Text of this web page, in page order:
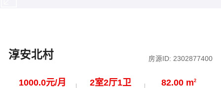
淳安北村 房源ID: 2302877400
1000.0元/月 2室2厅1卫 82.00 m2